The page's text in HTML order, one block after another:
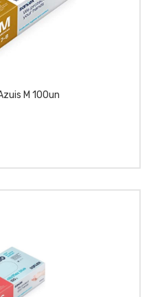
M 100un